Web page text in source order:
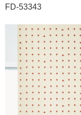
FD-53343